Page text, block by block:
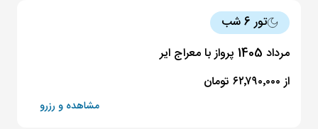
تور 6 شب
مرداد 1405 پرواز با معراج ایر
از ۶۲٬۷۹۰٬۰۰۰ تومان
مشاهده و رزرو